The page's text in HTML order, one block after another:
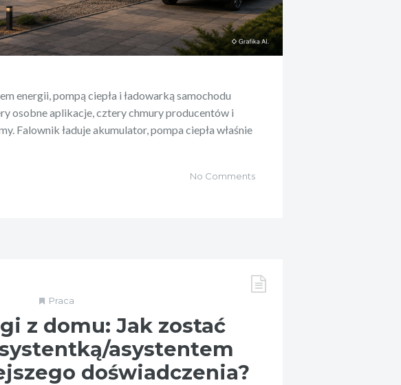
energii, pompą ciepła i ładowarką samochodu
osobne aplikacje, cztery chmury producentów i
Falownik ładuje akumulator, pompa ciepła właśnie
No Comments
Praca
z domu: Jak zostać
asystentem
doświadczenia?